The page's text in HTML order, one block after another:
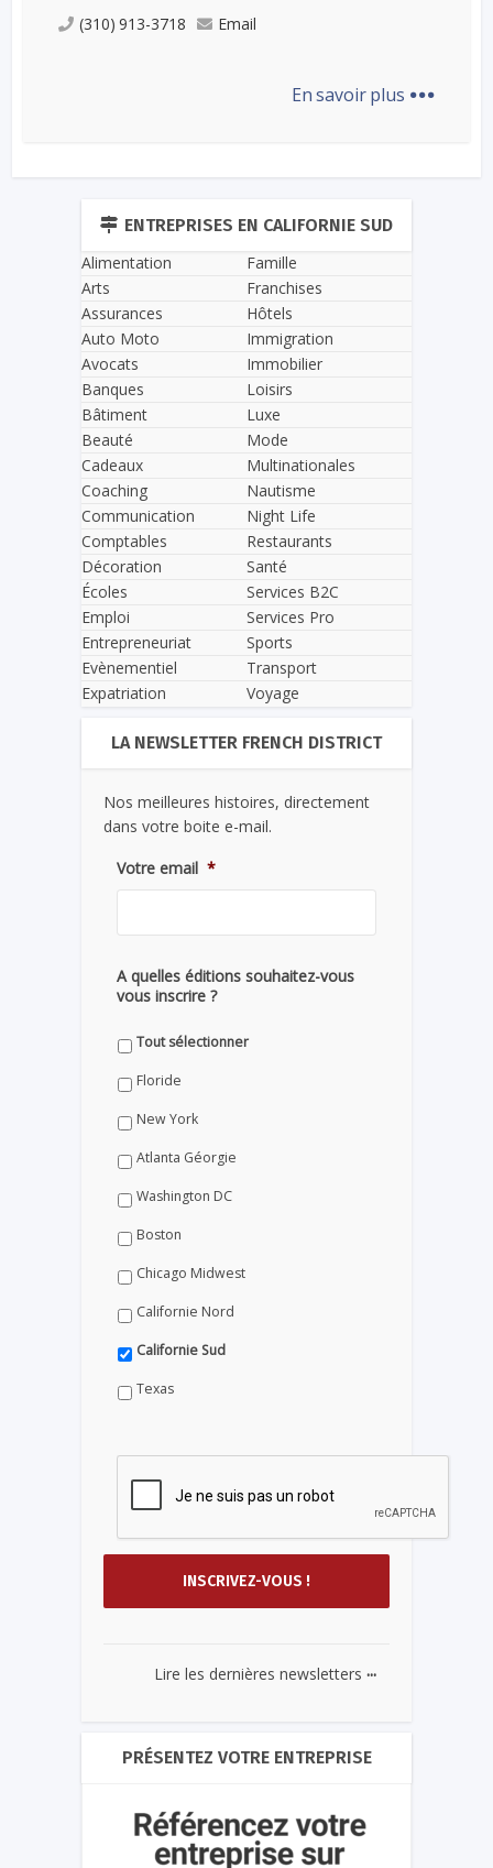
(310) 913-3718
Email
En savoir plus ...
ENTREPRISES EN CALIFORNIE SUD
Alimentation
Arts
Assurances
Auto Moto
Avocats
Banques
Bâtiment
Beauté
Cadeaux
Coaching
Communication
Comptables
Décoration
Écoles
Emploi
Entrepreneuriat
Evènementiel
Expatriation
Famille
Franchises
Hôtels
Immigration
Immobilier
Loisirs
Luxe
Mode
Multinationales
Nautisme
Night Life
Restaurants
Santé
Services B2C
Services Pro
Sports
Transport
Voyage
LA NEWSLETTER FRENCH DISTRICT
Nos meilleures histoires, directement
dans votre boite e-mail.
Votre email *
A quelles éditions souhaitez-vous
vous inscrire ?
Tout sélectionner
Floride
New York
Atlanta Géorgie
Washington DC
Boston
Chicago Midwest
Californie Nord
Californie Sud
Texas
Lire les dernières newsletters ...
PRÉSENTEZ VOTRE ENTREPRISE